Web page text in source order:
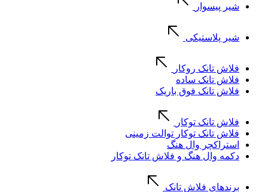
شیر پیسوار
شیر پلاستیکی
فلاش تانک روکار
فلاش تانک ساده
فلاش تانک فوق باریک
فلاش تانک توکار
فلاش تانک توکار توالت زمینی
استراکچر وال هنگ
دکمه وال هنگ و فلاش تانک توکار
برندهای فلاش تانک